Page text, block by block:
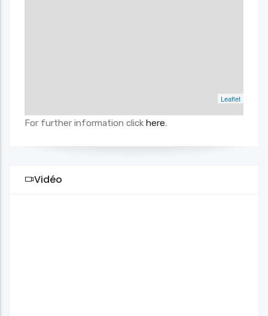
Leaflet
For further information click here.
Vidéo